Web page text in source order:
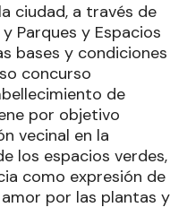
ciudad, a través de
Parques y Espacios
bases y condiciones
concurso
de
por objetivo
vecinal en la
los espacios verdes,
como expresión de
por las plantas y